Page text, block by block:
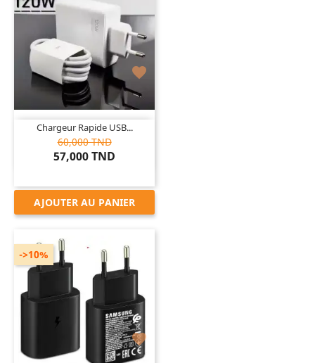

Chargeur Rapide USB...
60,000 TND
57,000 TND
AJOUTER AU PANIER

->10%